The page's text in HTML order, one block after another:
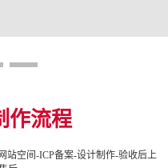
作流程
站空间-ICP备案-设计制作-验收后上